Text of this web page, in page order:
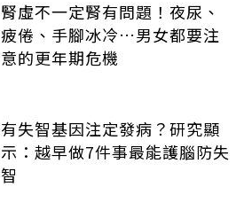
腎虛不一定腎有問題！夜尿、
疲倦、手腳冰冷…男女都要注
意的更年期危機
有失智基因注定發病？研究顯
示：越早做7件事最能護腦防失
智